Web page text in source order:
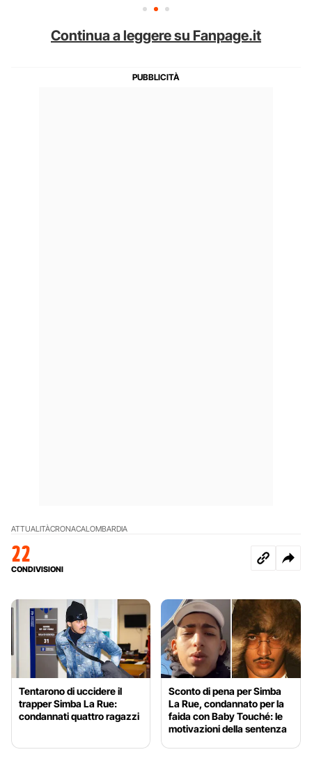
Continua a leggere su Fanpage.it
ATTUALITÀCRONACALOMBARDIA
22
CONDIVISIONI
Tentarono di uccidere il
trapper Simba La Rue:
condannati quattro ragazzi
Sconto di pena per Simba
La Rue, condannato per la
faida con Baby Touché: le
motivazioni della sentenza